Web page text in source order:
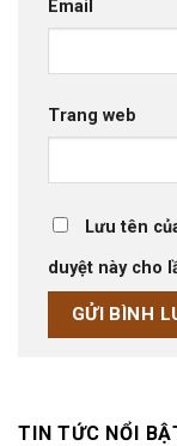
Email
Trang web
Lưu tên
duyệt này cho
TIN TỨC NỔI